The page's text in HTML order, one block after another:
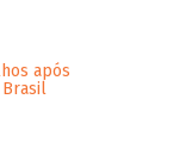
após
Brasil